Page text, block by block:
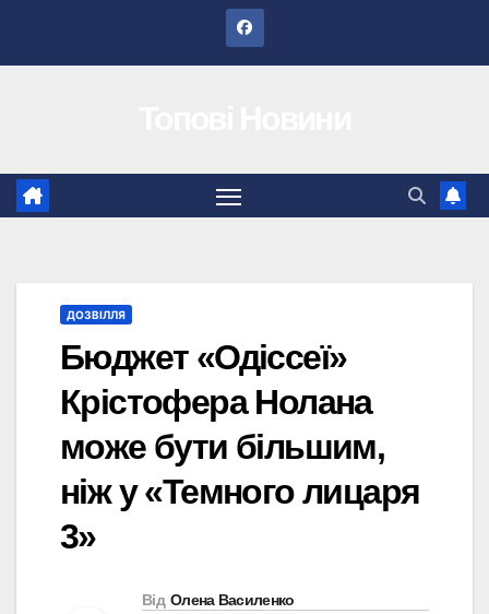
ДОЗВІЛЛЯ
Бюджет «Одіссеї»
Крістофера Нолана
може бути більшим,
ніж у «Темного лицаря
3»
Від Олена Василенко